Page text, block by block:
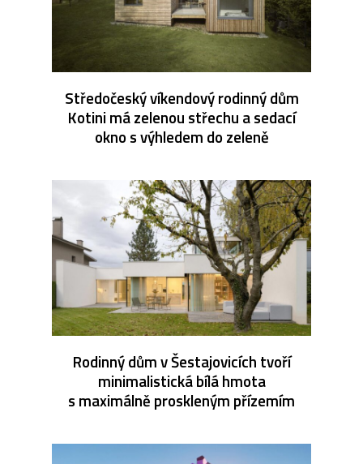
Středočeský víkendový rodinný dům
Kotini má zelenou střechu a sedací
okno s výhledem do zeleně
Rodinný dům v Šestajovicích tvoří
minimalistická bílá hmota
s maximálně proskleným přízemím